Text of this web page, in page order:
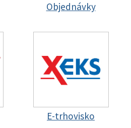
Objednávky
E-trhovisko